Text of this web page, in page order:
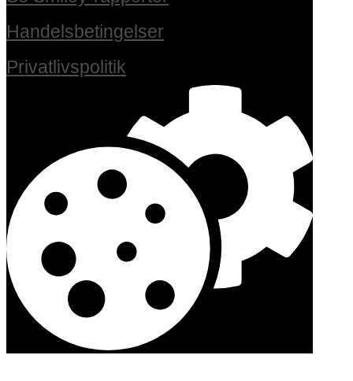
Handelsbetingelser
Privatlivspolitik